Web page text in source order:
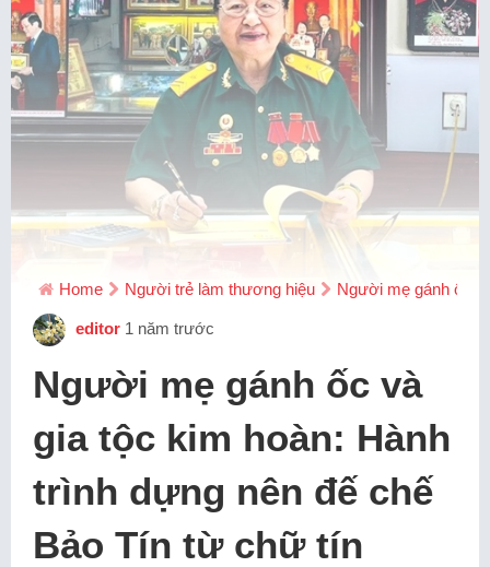
Home Người trẻ làm thương hiệu Người mẹ gánh ốc
editor 1 năm trước
Người mẹ gánh ốc và
gia tộc kim hoàn: Hành
trình dựng nên đế chế
Bảo Tín từ chữ tín